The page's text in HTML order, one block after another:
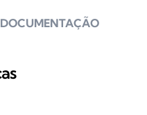
DOCUMENTAÇÃO